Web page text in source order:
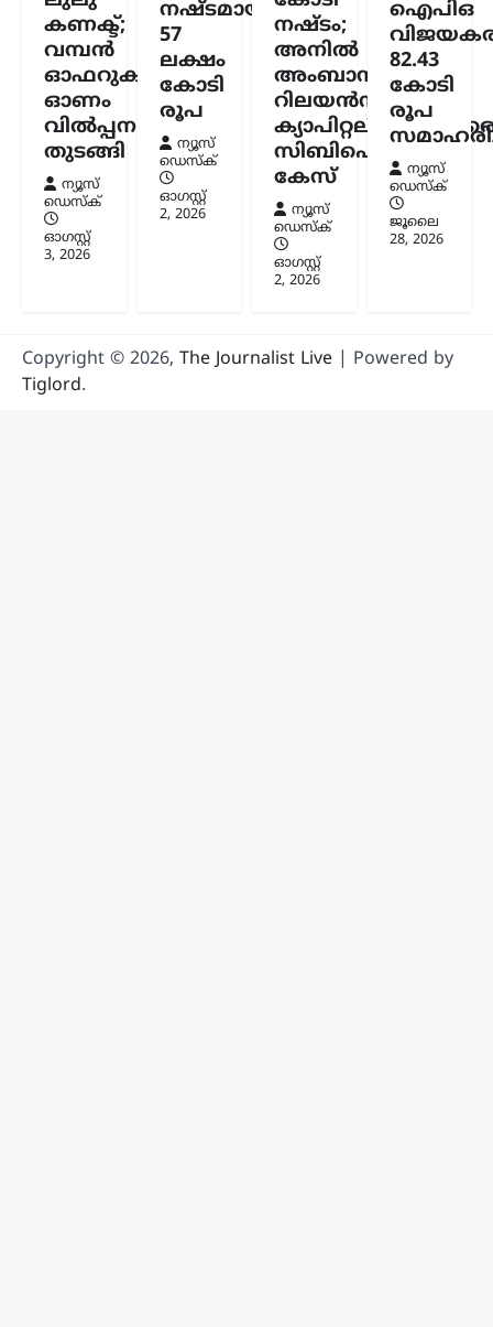
കണക്ട്;
വമ്പൻ
ഓഫറുകളുമായി
ഓണം
വിൽപ്പന
തുടങ്ങി
ന്യൂസ്
ഡെസ്ക്
ഓഗസ്റ്റ്‌
3, 2026
നഷ്ടമായത്
57
ലക്ഷം
കോടി
രൂപ
ന്യൂസ്
ഡെസ്ക്
ഓഗസ്റ്റ്‌
2, 2026
നഷ്ടം;
അനിൽ
അംബാനിക്കും
റിലയൻസ്
സിബിഐ
കേസ്
ന്യൂസ്
ഡെസ്ക്
ഓഗസ്റ്റ്‌
2, 2026
ഐപിഒ
82.43
കോടി
രൂപ
ന്യൂസ്
ഡെസ്ക്
ജൂലൈ
28, 2026
Copyright © 2026, The Journalist Live | Powered by
Tiglord.